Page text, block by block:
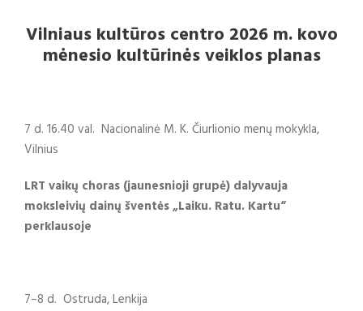
Vilniaus kultūros centro 2026 m. kovo
mėnesio kultūrinės veiklos planas
7 d. 16.40 val. Nacionalinė M. K. Čiurlionio menų mokykla,
Vilnius
LRT vaikų choras (jaunesnioji grupė) dalyvauja
moksleivių dainų šventės „Laiku. Ratu. Kartu“
perklausoje
7–8 d. Ostruda, Lenkija